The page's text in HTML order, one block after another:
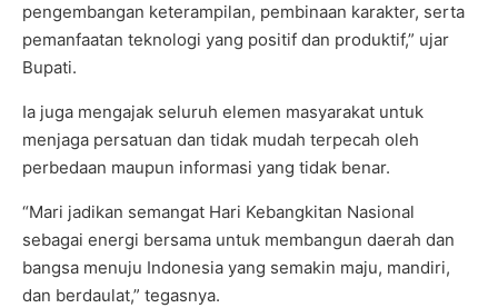
pengembangan keterampilan, pembinaan karakter, serta
pemanfaatan teknologi yang positif dan produktif,” ujar
Bupati.
Ia juga mengajak seluruh elemen masyarakat untuk
menjaga persatuan dan tidak mudah terpecah oleh
perbedaan maupun informasi yang tidak benar.
“Mari jadikan semangat Hari Kebangkitan Nasional
sebagai energi bersama untuk membangun daerah dan
bangsa menuju Indonesia yang semakin maju, mandiri,
dan berdaulat,” tegasnya.